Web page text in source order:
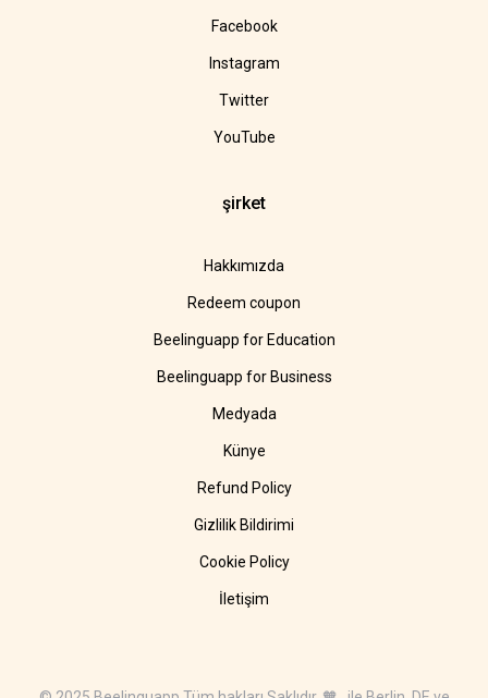
Facebook
Instagram
Twitter
YouTube
şirket
Hakkımızda
Redeem coupon
Beelinguapp for Education
Beelinguapp for Business
Medyada
Künye
Refund Policy
Gizlilik Bildirimi
Cookie Policy
İletişim